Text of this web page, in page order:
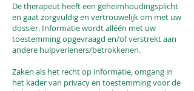
De therapeut heeft een geheimhoudingsplicht
en gaat zorgvuldig en vertrouwelijk om met uw
dossier. Informatie wordt alléén met uw
toestemming opgevraagd en/of verstrekt aan
andere hulpverleners/betrokkenen.
Zaken als het recht op informatie, omgang in
het kader van privacy en toestemming voor de